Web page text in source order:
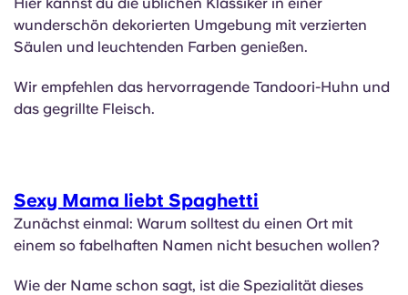
wunderschön dekorierten Umgebung mit verzierten
Säulen und leuchtenden Farben genießen.
Wir empfehlen das hervorragende Tandoori-Huhn und
das gegrillte Fleisch.
Sexy Mama liebt Spaghetti
Zunächst einmal: Warum solltest du einen Ort mit
einem so fabelhaften Namen nicht besuchen wollen?
Wie der Name schon sagt, ist die Spezialität dieses